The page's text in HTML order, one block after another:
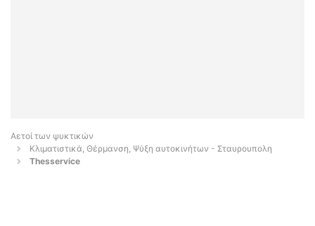
Αετοί των ψυκτικών
Κλιματιστικά, Θέρμανση, Ψύξη αυτοκινήτων - Σταυρουπολη
Thesservice